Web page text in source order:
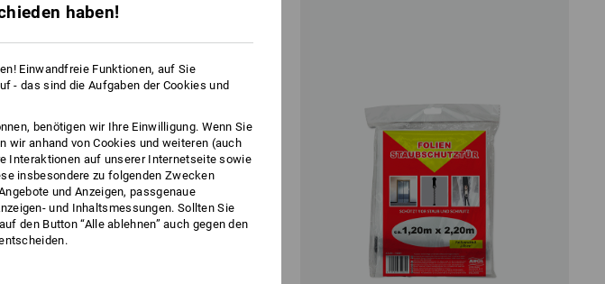
haben!
Einwandfreie Funktionen, auf Sie
- das sind die Aufgaben der Cookies und
benötigen wir Ihre Einwilligung. Wenn Sie
wir anhand von Cookies und weiteren (auch
Interaktionen auf unserer Internetseite sowie
insbesondere zu folgenden Zwecken
und Anzeigen, passgenaue
und Inhaltsmessungen. Sollten Sie
den Button “Alle ablehnen” auch gegen den